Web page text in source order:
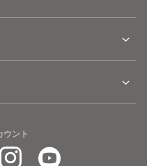
ウント